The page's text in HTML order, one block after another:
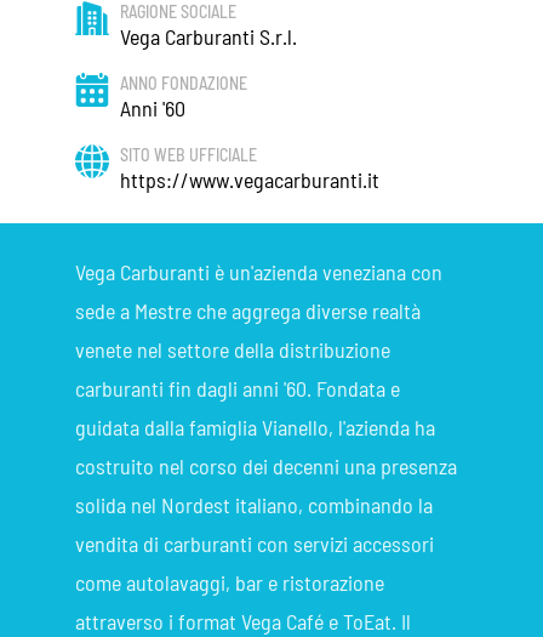
RAGIONE SOCIALE
Vega Carburanti S.r.l.
ANNO FONDAZIONE
Anni '60
SITO WEB UFFICIALE
https://www.vegacarburanti.it
Vega Carburanti è un'azienda veneziana con
sede a Mestre che aggrega diverse realtà
venete nel settore della distribuzione
carburanti fin dagli anni '60. Fondata e
guidata dalla famiglia Vianello, l'azienda ha
costruito nel corso dei decenni una presenza
solida nel Nordest italiano, combinando la
vendita di carburanti con servizi accessori
come autolavaggi, bar e ristorazione
attraverso i format Vega Café e ToEat. Il